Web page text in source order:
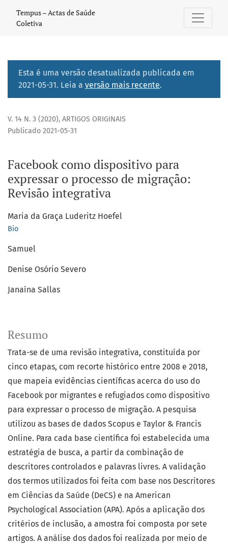
Facebook como dispositivo para expressar o processo de
Tempus – Actas de Saúde
Coletiva
Esta é uma versão desatualizada publicada em
2021-05-31. Leia a versão mais recente.
V. 14 N. 3 (2020), ARTIGOS ORIGINAIS
Facebook como dispositivo para
expressar o processo de migração:
Revisão integrativa
Publicado 2021-05-31
Maria da Graça Luderitz Hoefel
Bio
Samuel
Denise Osório Severo
Janaína Sallas
Resumo
Trata-se de uma revisão integrativa, constituída por
cinco etapas, com recorte histórico entre 2008 e 2018,
que mapeia evidências científicas acerca do uso do
Facebook por migrantes e refugiados como dispositivo
para expressar o processo de migração. A pesquisa
utilizou as bases de dados Scopus e Taylor & Francis
Online. Para cada base científica foi estabelecida uma
estratégia de busca, a partir da combinação de
descritores controlados e palavras livres. A validação
dos termos utilizados foi feita com base nos Descritores
em Ciências da Saúde (DeCS) e na American
Psychological Association (APA). Após a aplicação dos
critérios de inclusão, a amostra foi composta por sete
artigos. A análise dos dados foi realizada por meio de